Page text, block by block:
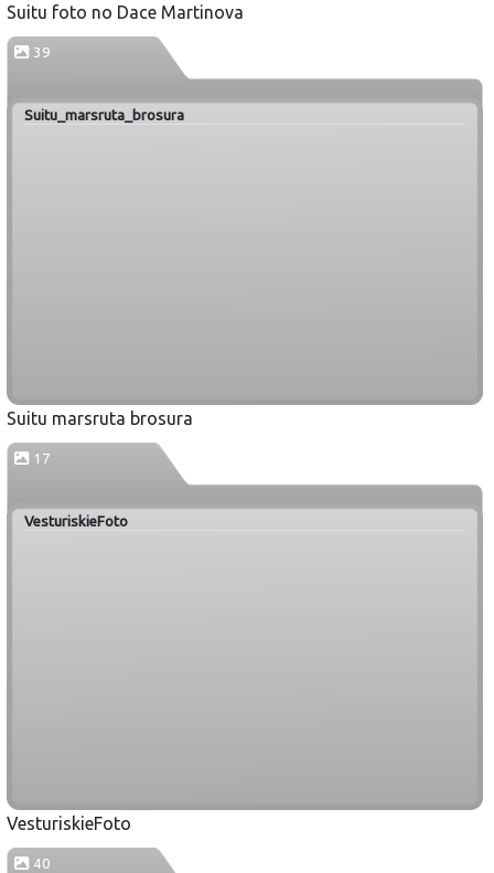
Suitu foto no Dace Martinova
39
Suitu_marsruta_brosura
Suitu marsruta brosura
17
VesturiskieFoto
VesturiskieFoto
40